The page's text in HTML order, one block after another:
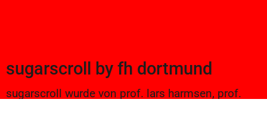
sugarscroll by fh dortmund
sugarscroll wurde von prof. lars harmsen, prof.